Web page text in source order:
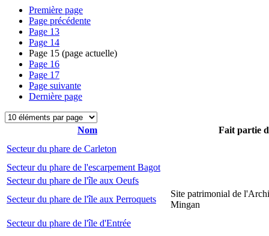
Première page
Page précédente
Page 13
Page 14
Page 15 (page actuelle)
Page 16
Page 17
Page suivante
Dernière page
Nom
Fait partie
Secteur du phare de Carleton
Secteur du phare de l'escarpement Bagot
Secteur du phare de l'île aux Oeufs
Secteur du phare de l'île aux Perroquets
Site patrimonial de
Mingan
Secteur du phare de l'île d'Entrée